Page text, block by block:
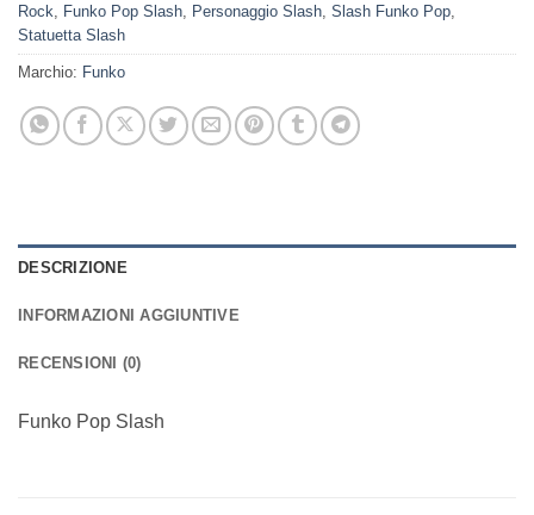
Rock
Funko Pop Slash Personaggio Slash Slash Funko Pop
Statuetta Slash
Marchio: Funko
DESCRIZIONE
INFORMAZIONI AGGIUNTIVE
RECENSIONI (0)
Funko Pop Slash